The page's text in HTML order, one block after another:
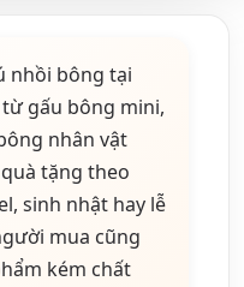
nhồi bông tại
gấu bông mini,
nhân vật
tặng theo
sinh nhật hay lễ
mua cũng
kém chất